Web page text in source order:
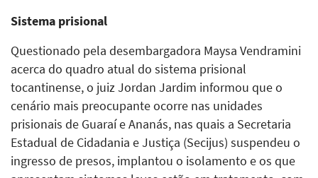
Sistema prisional
Questionado pela desembargadora Maysa Vendramini
acerca do quadro atual do sistema prisional
tocantinense, o juiz Jordan Jardim informou que o
cenário mais preocupante ocorre nas unidades
prisionais de Guaraí e Ananás, nas quais a Secretaria
Estadual de Cidadania e Justiça (Secijus) suspendeu o
ingresso de presos, implantou o isolamento e os que